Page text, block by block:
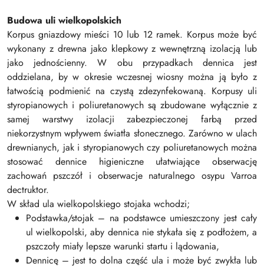
Budowa uli wielkopolskich
Korpus gniazdowy mieści 10 lub 12 ramek. Korpus może być
wykonany z drewna jako klepkowy z wewnętrzną izolacją lub
jako jednościenny. W obu przypadkach dennica jest
oddzielana, by w okresie wczesnej wiosny można ją było z
łatwością podmienić na czystą zdezynfekowaną. Korpusy uli
styropianowych i poliuretanowych są zbudowane wyłącznie z
samej warstwy izolacji zabezpieczonej farbą przed
niekorzystnym wpływem światła słonecznego. Zarówno w ulach
drewnianych, jak i styropianowych czy poliuretanowych można
stosować dennice higieniczne ułatwiające obserwację
zachowań pszczół i obserwacje naturalnego osypu Varroa
dectruktor.
W skład ula wielkopolskiego stojaka wchodzi;
Podstawka/stojak – na podstawce umieszczony jest cały
ul wielkopolski, aby dennica nie stykała się z podłożem, a
pszczoły miały lepsze warunki startu i lądowania,
Dennicę – jest to dolna część ula i może być zwykła lub